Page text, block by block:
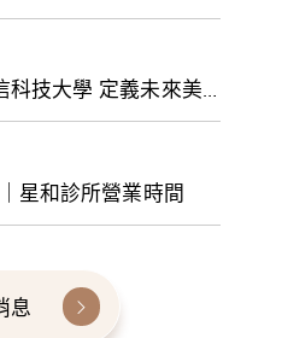
科技大學 定義未來美
美學產學共育模式 串
星和診所營業時間
息